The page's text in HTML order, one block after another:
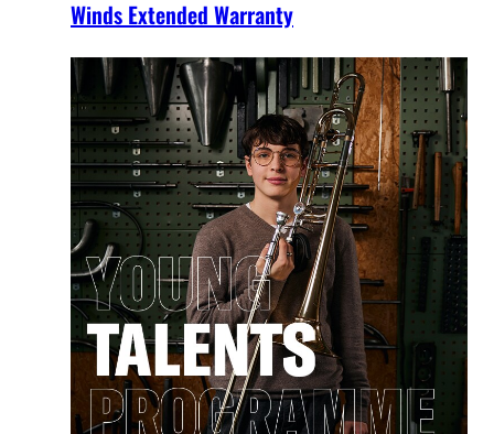
Winds Extended Warranty